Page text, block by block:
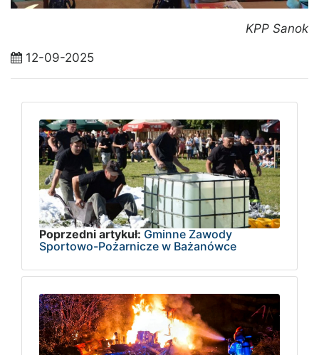
KPP Sanok
12-09-2025
Poprzedni artykuł: Gminne Zawody
Sportowo-Pożarnicze w Bażanówce